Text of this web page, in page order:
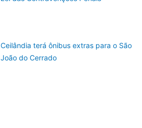
Ceilândia terá ônibus extras para o São
João do Cerrado